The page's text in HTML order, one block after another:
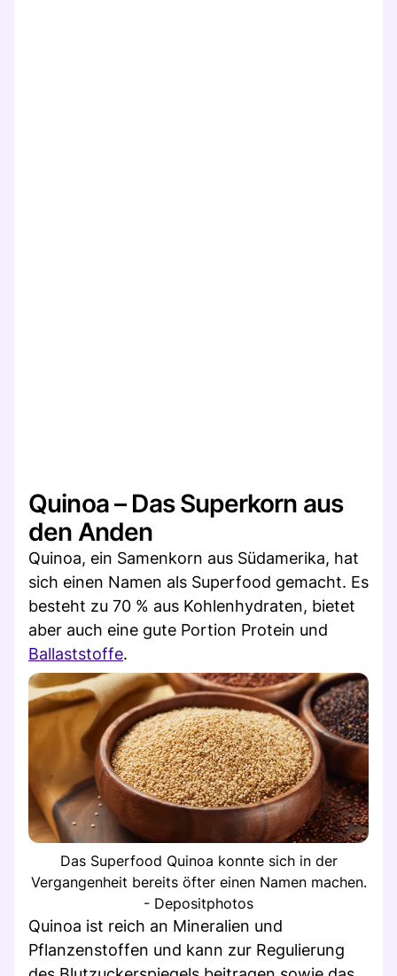
Quinoa – Das Superkorn aus
den Anden
Quinoa, ein Samenkorn aus Südamerika, hat
sich einen Namen als Superfood gemacht. Es
besteht zu 70 % aus Kohlenhydraten, bietet
aber auch eine gute Portion Protein und
Ballaststoffe.
Das Superfood Quinoa konnte sich in der
Vergangenheit bereits öfter einen Namen machen.
- Depositphotos
Quinoa ist reich an Mineralien und
Pflanzenstoffen und kann zur Regulierung